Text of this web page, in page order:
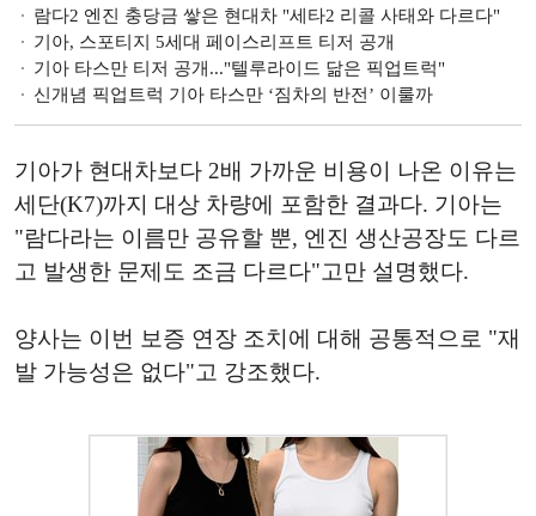
람다2 엔진 충당금 쌓은 현대차 "세타2 리콜 사태와 다르다"
기아, 스포티지 5세대 페이스리프트 티저 공개
기아 타스만 티저 공개..."텔루라이드 닮은 픽업트럭"
신개념 픽업트럭 기아 타스만 ‘짐차의 반전’ 이룰까
기아가 현대차보다 2배 가까운 비용이 나온 이유는
세단(K7)까지 대상 차량에 포함한 결과다. 기아는
"람다라는 이름만 공유할 뿐, 엔진 생산공장도 다르
고 발생한 문제도 조금 다르다"고만 설명했다.
양사는 이번 보증 연장 조치에 대해 공통적으로 "재
발 가능성은 없다"고 강조했다.